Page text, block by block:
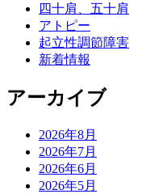
四十肩、五十肩
アトピー
起立性調節障害
新着情報
アーカイブ
2026年8月
2026年7月
2026年6月
2026年5月